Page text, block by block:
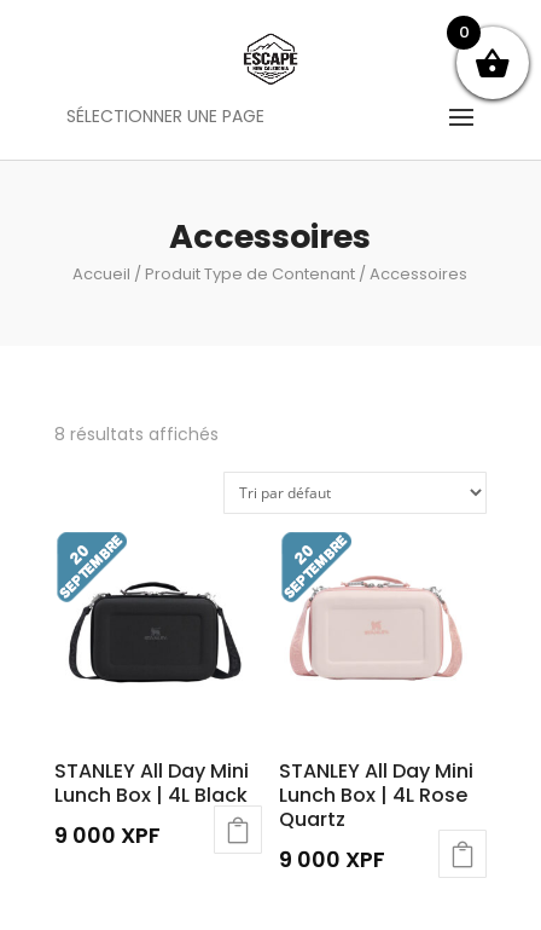
SÉLECTIONNER UNE PAGE
Accessoires
Accueil / Produit Type de Contenant / Accessoires
8 résultats affichés
STANLEY All Day Mini
Lunch Box | 4L Black
9 000 XPF
STANLEY All Day Mini
Lunch Box | 4L Rose
Quartz
9 000 XPF
0